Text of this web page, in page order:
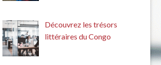
Découvrez les trésors
littéraires du Congo